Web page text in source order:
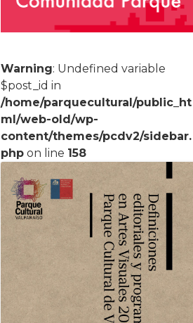
Warning: Undefined variable
$post_id in
/home/parquecultural/public_ht
ml/web-old/wp-
content/themes/pcdv2/sidebar.
php on line 158